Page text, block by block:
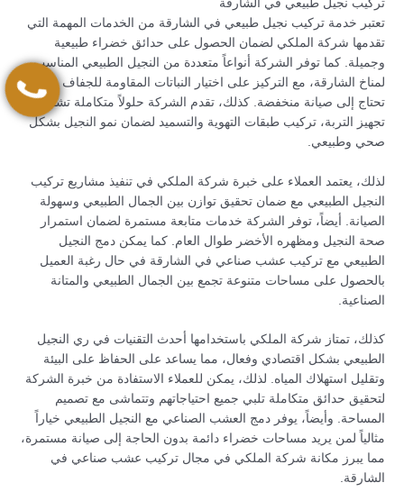
تركيب نجيل طبيعي في الشارقة
تعتبر خدمة تركيب نجيل طبيعي في الشارقة من الخدمات المهمة التي
تقدمها شركة الملكي لضمان الحصول على حدائق خضراء طبيعية
وجميلة. كما توفر الشركة أنواعاً متعددة من النجيل الطبيعي المناسب
لمناخ الشارقة، مع التركيز على اختيار النباتات المقاومة للجفاف والتي
تحتاج إلى صيانة منخفضة. كذلك، تقدم الشركة حلولاً متكاملة تشمل
تجهيز التربة، تركيب طبقات التهوية والتسميد لضمان نمو النجيل بشكل
صحي وطبيعي.
لذلك، يعتمد العملاء على خبرة شركة الملكي في تنفيذ مشاريع تركيب
النجيل الطبيعي مع ضمان تحقيق توازن بين الجمال الطبيعي وسهولة
الصيانة. أيضاً، توفر الشركة خدمات متابعة مستمرة لضمان استمرار
صحة النجيل ومظهره الأخضر طوال العام. كما يمكن دمج النجيل
الطبيعي مع تركيب عشب صناعي في الشارقة في حال رغبة العميل
بالحصول على مساحات متنوعة تجمع بين الجمال الطبيعي والمتانة
الصناعية.
كذلك، تمتاز شركة الملكي باستخدامها أحدث التقنيات في ري النجيل
الطبيعي بشكل اقتصادي وفعال، مما يساعد على الحفاظ على البيئة
وتقليل استهلاك المياه. لذلك، يمكن للعملاء الاستفادة من خبرة الشركة
لتحقيق حدائق متكاملة تلبي جميع احتياجاتهم وتتماشى مع تصميم
المساحة. وأيضاً، يوفر دمج العشب الصناعي مع النجيل الطبيعي خياراً
مثالياً لمن يريد مساحات خضراء دائمة بدون الحاجة إلى صيانة مستمرة،
مما يبرز مكانة شركة الملكي في مجال تركيب عشب صناعي في
الشارقة.